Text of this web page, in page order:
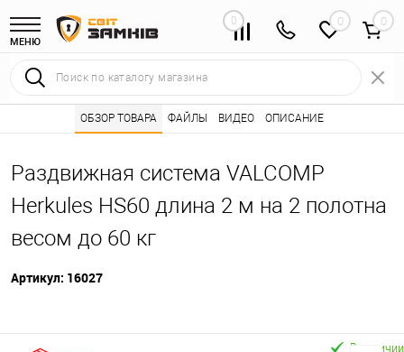
МЕНЮ
0 0
Интернет магазин замков • Каталог товаров ⭐ • Раздвижные
Раздвижная система VALCOMP
Herkules HS60 длина 2 м на 2 полотна
весом до 60 кг
Артикул: 16027
ОБЗОР ТОВАРА ФАЙЛЫ ВИДЕО ОПИСАНИЕ
В наличии